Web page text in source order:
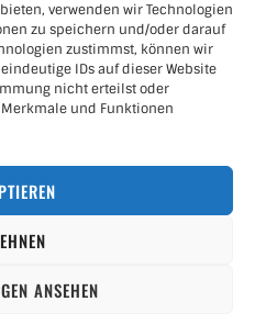
verwenden wir Technologien
zu speichern und/oder darauf
zustimmst, können wir
IDs auf dieser Website
nicht erteilst oder
und Funktionen
ANSEHEN